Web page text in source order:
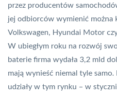
przez producentów
jej odbiorców wymienić można
Volkswagen, Hyundai Motor
W ubiegłym roku na rozwój
baterie firma wydała 3,2 mld
mają wynieść niemal tyle samo.
udziały w tym rynku – w